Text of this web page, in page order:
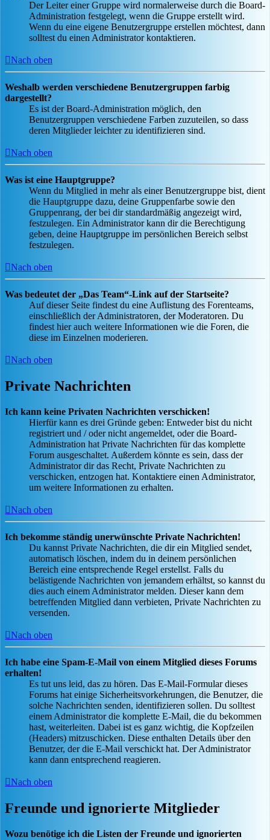
Der Leiter einer Gruppe wird normalerweise durch die Board-
Administration festgelegt, wenn die Gruppe erstellt wird.
Wenn du eine eigene Benutzergruppe erstellen möchtest, dann
solltest du einen Administrator kontaktieren.
Nach oben
Weshalb werden verschiedene Benutzergruppen farbig
dargestellt?
Es ist der Board-Administration möglich, den
Benutzergruppen verschiedene Farben zuzuteilen, so dass
deren Mitglieder leichter zu identifizieren sind.
Nach oben
Was ist eine Hauptgruppe?
Wenn du Mitglied in mehr als einer Benutzergruppe bist, dient
die Hauptgruppe dazu, deine Gruppenfarbe sowie den
Gruppenrang, der bei dir standardmäßig angezeigt wird,
festzulegen. Ein Administrator kann dir die Berechtigung
geben, deine Hauptgruppe im persönlichen Bereich selbst
festzulegen.
Nach oben
Was bedeutet der „Das Team“-Link auf der Startseite?
Auf dieser Seite findest du eine Auflistung des Forenteams,
einschließlich der Administratoren, der Moderatoren. Du
findest hier auch weitere Informationen wie die Foren, die
diese im Einzelnen moderieren.
Nach oben
Private Nachrichten
Ich kann keine Privaten Nachrichten verschicken!
Hierfür kann es drei Gründe geben: Entweder bist du nicht
registriert und / oder nicht angemeldet, oder die Board-
Administration hat Private Nachrichten für das komplette
Forum ausgeschaltet. Außerdem könnte es sein, dass der
Administrator dir das Recht, Private Nachrichten zu
verschicken, entzogen hat. Kontaktiere einen Administrator,
um weitere Informationen zu erhalten.
Nach oben
Ich bekomme ständig unerwünschte Private Nachrichten!
Du kannst Private Nachrichten, die dir ein Mitglied sendet,
automatisch löschen, indem du in deinem persönlichen
Bereich eine entsprechende Regel erstellst. Falls du
belästigende Nachrichten von jemandem erhältst, so kannst du
dies auch einem Administrator melden. Dieser kann dem
betreffenden Mitglied dann verbieten, Private Nachrichten zu
versenden.
Nach oben
Ich habe eine Spam-E-Mail von einem Mitglied dieses Forums
erhalten!
Es tut uns leid, das zu hören. Das E-Mail-Formular dieses
Forums hat einige Sicherheitsvorkehrungen, die Benutzer, die
solche Nachrichten senden, identifizieren sollen. Du solltest
einem Administrator die komplette E-Mail, die du bekommen
hast, weiterleiten. Dabei ist es ganz wichtig, die Kopfzeilen
(Headers) mitzuschicken. Diese enthalten Details über den
Benutzer, der die E-Mail verschickt hat. Der Administrator
kann dann entsprechend reagieren.
Nach oben
Freunde und ignorierte Mitglieder
Wozu benötige ich die Listen der Freunde und ignorierten